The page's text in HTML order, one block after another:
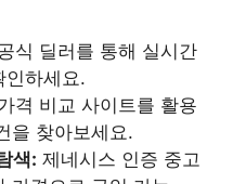
식 딜러를 통해 실시간
인하세요.
격 비교 사이트를 활용
을 찾아보세요.
색: 제네시스 인증 중고